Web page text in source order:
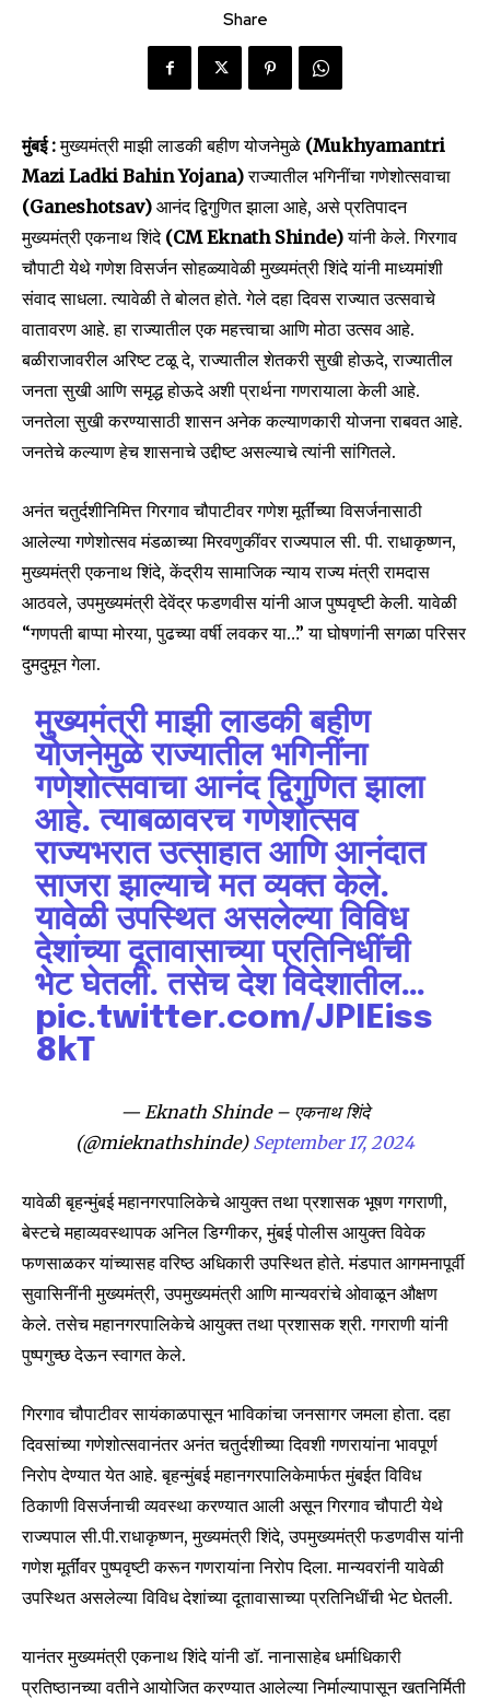
Join our community of
conversation.
To subscribe, simply enter your email address on our website
or click the subscribe button below. Don't worry, we respect
your privacy and won't spam your inbox. Your information is
safe with us.
SUBSCRIBE
I've read and accept the Privacy Policy
32,111
Share
मुंबई :मुख्यमंत्री माझी लाडकी बहीण योजनेमुळे (Mukhyamantri
Mazi Ladki Bahin Yojana)राज्यातील भगिनींचा गणेशोत्सवाचा
(Ganeshotsav) आनंद द्विगुणित झाला आहे, असे प्रतिपादन
मुख्यमंत्री एकनाथ शिंदे (CM Eknath Shinde)यांनी केले. गिरगाव
चौपाटी येथे गणेश विसर्जन सोहळ्यावेळी मुख्यमंत्री शिंदे यांनी माध्यमांशी
संवाद साधला. त्यावेळी ते बोलत होते. गेले दहा दिवस राज्यात उत्सवाचे
वातावरण आहे. हा राज्यातील एक महत्त्वाचा आणि मोठा उत्सव आहे.
बळीराजावरील अरिष्ट टळू दे, राज्यातील शेतकरी सुखी होऊदे, राज्यातील
जनता सुखी आणि समृद्ध होऊदे अशी प्रार्थना गणरायाला केली आहे.
जनतेला सुखी करण्यासाठी शासन अनेक कल्याणकारी योजना राबवत आहे.
जनतेचे कल्याण हेच शासनाचे उद्दीष्ट असल्याचे त्यांनी सांगितले.
अनंत चतुर्दशीनिमित्त गिरगाव चौपाटीवर गणेश मूर्तींच्या विसर्जनासाठी
आलेल्या गणेशोत्सव मंडळाच्या मिरवणुकींवर राज्यपाल सी. पी. राधाकृष्णन,
मुख्यमंत्री एकनाथ शिंदे, केंद्रीय सामाजिक न्याय राज्य मंत्री रामदास
आठवले, उपमुख्यमंत्री देवेंद्र फडणवीस यांनी आज पुष्पवृष्टी केली. यावेळी
“गणपती बाप्पा मोरया, पुढच्या वर्षी लवकर या…” या घोषणांनी सगळा परिसर
दुमदुमून गेला.
मुख्यमंत्री माझी लाडकी बहीण
योजनेमुळे राज्यातील भगिनींना
गणेशोत्सवाचा आनंद द्विगुणित झाला
आहे. त्याबळावरच गणेशोत्सव
राज्यभरात उत्साहात आणि आनंदात
साजरा झाल्याचे मत व्यक्त केले.
यावेळी उपस्थित असलेल्या विविध
देशांच्या दूतावासाच्या प्रतिनिधींची
भेट घेतली. तसेच देश विदेशातील…
pic.twitter.com/JPIEiss
8kT
— Eknath Shinde – एकनाथ शिंदे
(@mieknathshinde) September 17, 2024
यावेळी बृहन्मुंबई महानगरपालिकेचे आयुक्त तथा प्रशासक भूषण गगराणी,
बेस्टचे महाव्यवस्थापक अनिल डिग्गीकर, मुंबई पोलीस आयुक्त विवेक
फणसाळकर यांच्यासह वरिष्ठ अधिकारी उपस्थित होते. मंडपात आगमनापूर्वी
सुवासिनींनी मुख्यमंत्री, उपमुख्यमंत्री आणि मान्यवरांचे ओवाळून औक्षण
केले. तसेच महानगरपालिकेचे आयुक्त तथा प्रशासक श्री. गगराणी यांनी
पुष्पगुच्छ देऊन स्वागत केले.
गिरगाव चौपाटीवर सायंकाळपासून भाविकांचा जनसागर जमला होता. दहा
दिवसांच्या गणेशोत्सवानंतर अनंत चतुर्दशीच्या दिवशी गणरायांना भावपूर्ण
निरोप देण्यात येत आहे. बृहन्मुंबई महानगरपालिकेमार्फत मुंबईत विविध
ठिकाणी विसर्जनाची व्यवस्था करण्यात आली असून गिरगाव चौपाटी येथे
राज्यपाल सी.पी.राधाकृष्णन, मुख्यमंत्री शिंदे, उपमुख्यमंत्री फडणवीस यांनी
गणेश मूर्तींवर पुष्पवृष्टी करून गणरायांना निरोप दिला. मान्यवरांनी यावेळी
उपस्थित असलेल्या विविध देशांच्या दूतावासाच्या प्रतिनिधींची भेट घेतली.
यानंतर मुख्यमंत्री एकनाथ शिंदे यांनी डॉ. नानासाहेब धर्माधिकारी
प्रतिष्ठानच्या वतीने आयोजित करण्यात आलेल्या निर्माल्यापासून खतनिर्मिती